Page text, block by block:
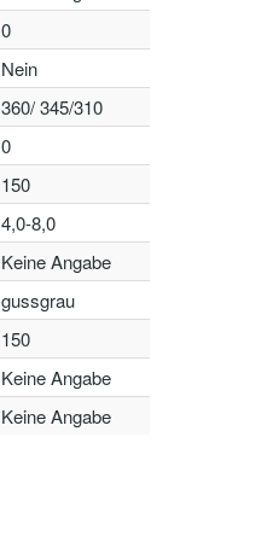
0
Nein
360/ 345/310
0
150
4,0-8,0
Keine Angabe
gussgrau
150
Keine Angabe
Keine Angabe